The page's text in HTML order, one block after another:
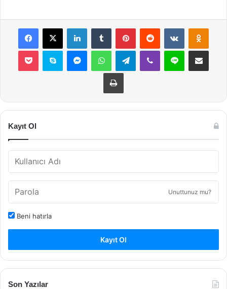
Facebook
X LinkedInTumblr PinterestReddit VKontakte
Pocket Skype MessengerWhatsAppTelegramViber Line E-Posta ile
Yazdır
Kayıt Ol
Unuttunuz mu?
Beni hatırla
Kayıt Ol
Son Yazılar